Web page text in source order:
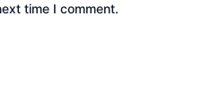
time I comment.